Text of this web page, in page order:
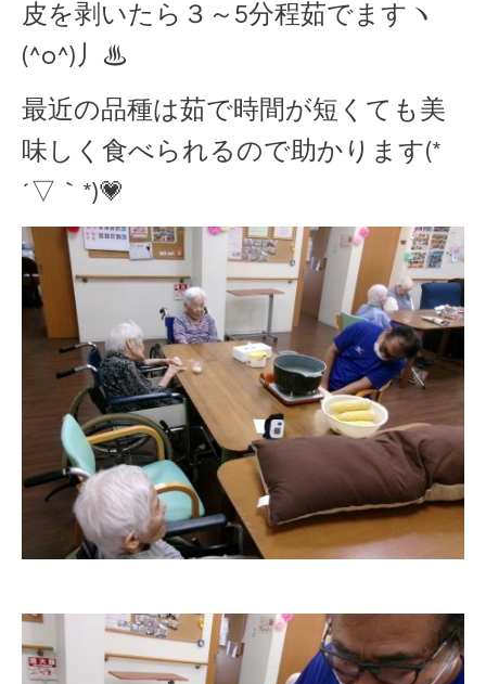
皮を剥いたら３～5分程茹でますヽ
(^o^)丿♨
最近の品種は茹で時間が短くても美
味しく食べられるので助かります(*
´▽｀*)💗